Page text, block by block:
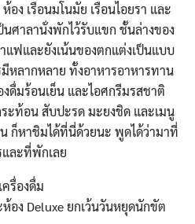
ง เรือนมโนมัย เรือนไอยรา และ
นศาลานั่งพักไว้รับแขก ชั้นล่างของ
แฟและยังเน้นของตกแต่งเป็นแบบ
หลากหลาย ทั้งอาหารอาหารทาน
ดื่มร้อนเย็น และไอศกรีมรสชาติ
ะท้อน สับปะรด มะยงชิด และเมนู
ก็หาชิมได้ที่นี่ด้วยนะ พูดได้ว่ามาที่
และที่พักเลย
รื่องดื่ม
อง Deluxe ยกเว้นวันหยุดนักขัต